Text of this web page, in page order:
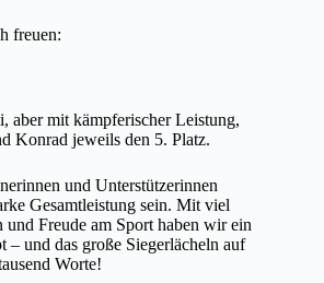
freuen:
aber mit kämpferischer Leistung,
Konrad jeweils den 5. Platz.
und Unterstützerinnen
Gesamtleistung sein. Mit viel
Freude am Sport haben wir ein
– und das große Siegerlächeln auf
Worte!